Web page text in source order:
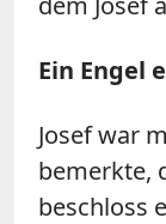
Ein Engel
Josef war
bemerkte,
beschloss